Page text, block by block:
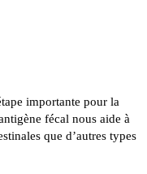
importante pour la
fécal nous aide à
que d’autres types